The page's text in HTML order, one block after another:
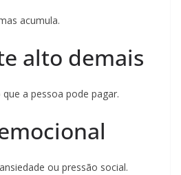
acumula.
alto demais
a pessoa pode pagar.
ou pressão social.